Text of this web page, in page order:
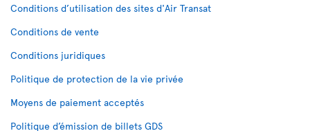
Conditions d’utilisation des sites d'Air Transat
Conditions de vente
Conditions juridiques
Politique de protection de la vie privée
Moyens de paiement acceptés
Politique d’émission de billets GDS